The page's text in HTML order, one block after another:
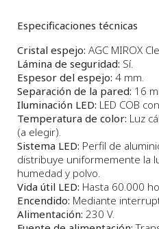
Especificaciones técnicas
Cristal espejo: AGC MIROX
Lámina de seguridad: Sí.
Espesor del espejo: 4 mm.
Separación de la pared: 16
Iluminación LED: LED COB
Temperatura de color: Luz
(a elegir).
Sistema LED: Perfil de
distribuye uniformemente la
humedad y polvo.
Vida útil LED: Hasta 60.000
Encendido: Mediante
Alimentación: 230 V.